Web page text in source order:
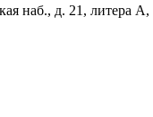
наб., д. 21, литера А,